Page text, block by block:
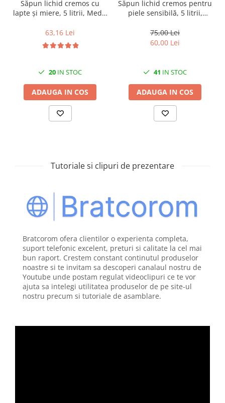
Săpun lichid cremos cu
lapte și miere, 5 litrii, Medix
63,16 Lei
20 IN STOC
ADAUGA IN COS
Săpun lichid cremos pentru
piele sensibilă, 5 litrii,
75,00 Lei
60,00 Lei
41 IN STOC
ADAUGA IN COS
Tutoriale si clipuri de prezentare
Bratcorom ofera clientilor o experienta completa,
suport telefonic excelent, preturi si calitate la cel mai
bun raport. Crestem constant continutul produselor
noastre si te invitam sa descoperi canalaul nostru de
Youtube unde postam regulat videoclipuri ce te vor
ajuta sa intelegi utilitatea produselor de pe site-ul
nostru precum si tutoriale de asamblare.